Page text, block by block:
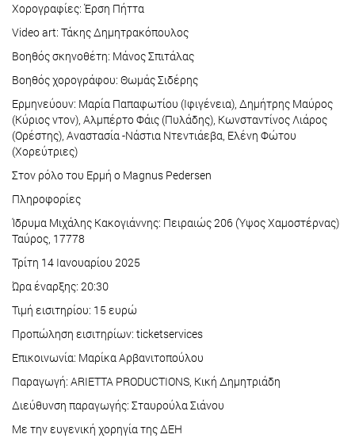
Χορογραφίες: Έρση Πήττα
Video art: Τάκης Δημητρακόπουλος
Βοηθός σκηνοθέτη: Μάνος Σπιτάλας
Βοηθός χορογράφου: Θωμάς Σιδέρης
Ερμηνεύουν: Μαρία Παπαφωτίου (Ιφιγένεια), Δημήτρης Μαύρος
(Κύριος ντον), Αλμπέρτο Φάις (Πυλάδης), Κωνσταντίνος Λιάρος
(Ορέστης), Αναστασία -Νάστια Ντεντιάεβα, Ελένη Φώτου
(Χορεύτριες)
Στον ρόλο του Ερμή ο Magnus Pedersen
Πληροφορίες
Ίδρυμα Μιχάλης Κακογιάννης: Πειραιώς 206 (Ύψος Χαμοστέρνας)
Ταύρος, 17778
Τρίτη 14 Ιανουαρίου 2025
Ώρα έναρξης: 20:30
Τιμή εισιτηρίου: 15 ευρώ
Προπώληση εισιτηρίων: ticketservices
Επικοινωνία: Μαρίκα Αρβανιτοπούλου
Παραγωγή: ARIETTA PRODUCTIONS, Κική Δημητριάδη
Διεύθυνση παραγωγής: Σταυρούλα Σιάνου
Με την ευγενική χορηγία της ΔΕΗ